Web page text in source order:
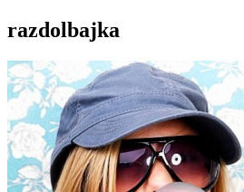
razdolbajka